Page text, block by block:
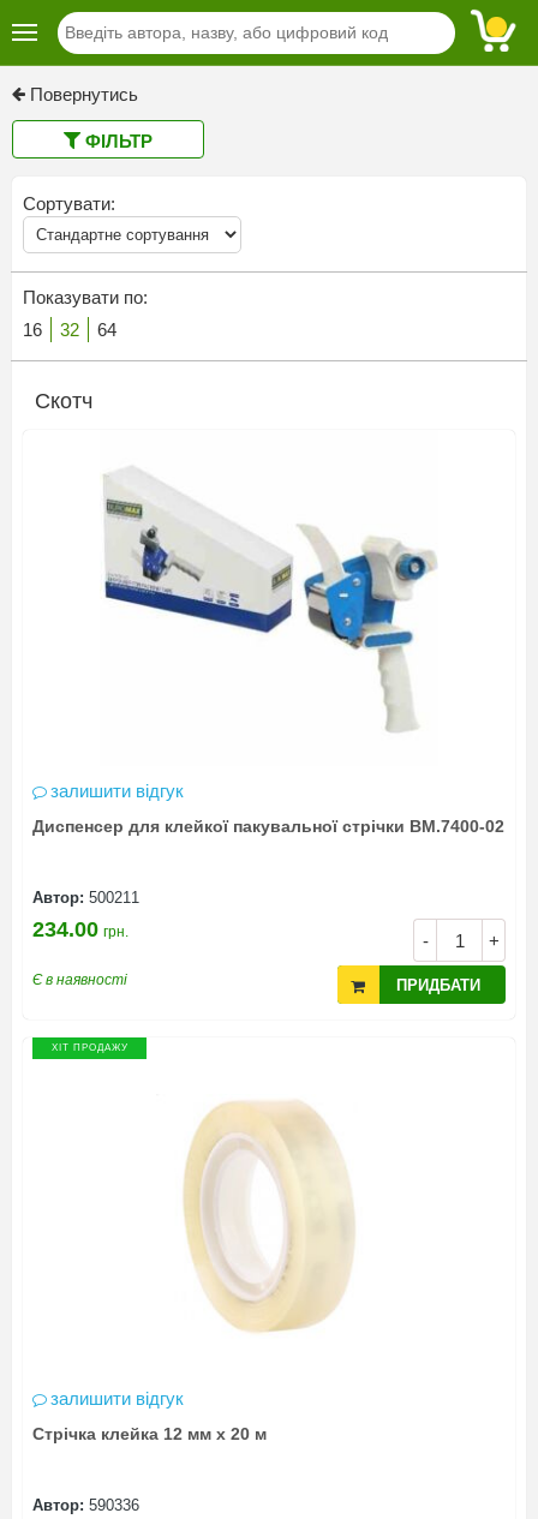
Повернутись
ФІЛЬТР
Сортувати:
Показувати по:
16
32 64
Скотч
залишити відгук
Диспенсер для клейкої пакувальної стрічки BM.7400-02
Автор: 500211
- +
234.00 грн.
Є в наявності ПРИДБАТИ
ХІТ ПРОДАЖУ
залишити відгук
Стрічка клейка 12 мм х 20 м
Автор: 590336